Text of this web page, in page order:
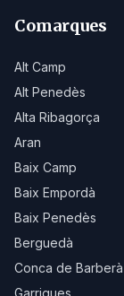
Comarques
Alt Camp
Alt Penedès
Alta Ribagorça
Aran
Baix Camp
Baix Empordà
Baix Penedès
Berguedà
Conca de Barberà
Garrigues